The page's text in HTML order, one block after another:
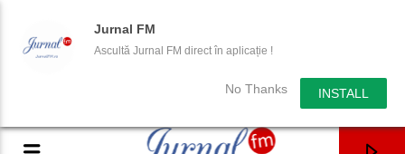
Jurnal FM
Ascultă Jurnal FM direct în aplicație !
No Thanks INSTALL